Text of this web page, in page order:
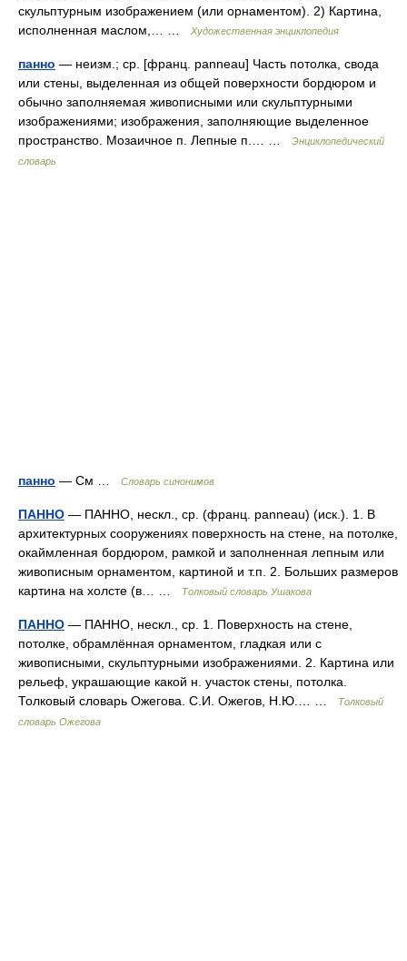
скульптурным изображением (или орнаментом). 2) Картина,
исполненная маслом,… …
Художественная энциклопедия
панно — неизм.; ср. [франц. panneau] Часть потолка, свода
или стены, выделенная из общей поверхности бордюром и
обычно заполняемая живописными или скульптурными
изображениями; изображения, заполняющие выделенное
пространство. Мозаичное п. Лепные п.… …
Энциклопедический
словарь
панно — См … Словарь синонимов
ПАННО — ПАННО, нескл., ср. (франц. panneau) (иск.). 1. В
архитектурных сооружениях поверхность на стене, на потолке,
окаймленная бордюром, рамкой и заполненная лепным или
живописным орнаментом, картиной и т.п. 2. Больших размеров
картина на холсте (в… …
Толковый словарь Ушакова
ПАННО — ПАННО, нескл., ср. 1. Поверхность на стене,
потолке, обрамлённая орнаментом, гладкая или с
живописными, скульптурными изображениями. 2. Картина или
рельеф, украшающие какой н. участок стены, потолка.
Толковый словарь Ожегова. С.И. Ожегов, Н.Ю.… …
Толковый
словарь Ожегова